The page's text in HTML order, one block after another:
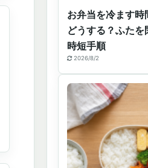
お弁当を冷ます時
どうする？ふたを
時短手順
2026/8/2